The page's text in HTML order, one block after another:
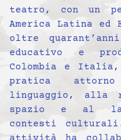
teatro, con un
America Latina ed
oltre
educativo e
Colombia e
pratica
linguaggio, alla
spazio e al
contesti